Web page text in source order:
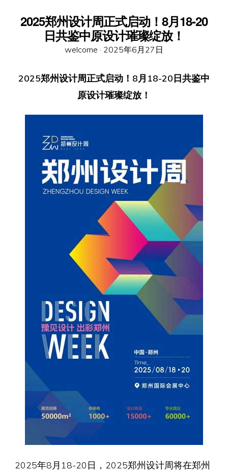
2025郑州设计周正式启动！8月18-20
日共鉴中原设计璀璨绽放！
welcome · Posted
2025年6月27日
2025郑州设计周正式启动！8月18-20日共鉴中
原设计璀璨绽放！
2025年8月18-20日，2025郑州设计周将在郑州